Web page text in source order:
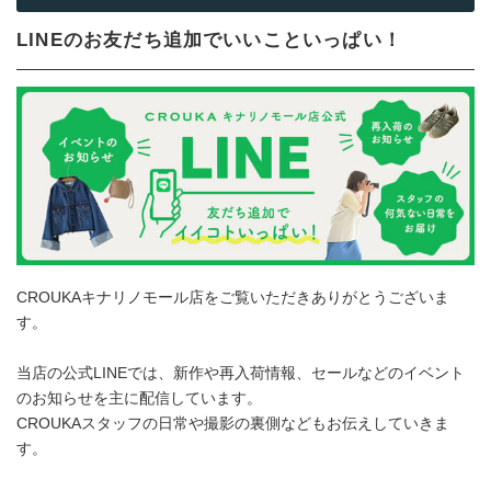
LINEのお友だち追加でいいこといっぱい！
CROUKAキナリノモール店をご覧いただきありがとうございま
す。
当店の公式LINEでは、新作や再入荷情報、セールなどのイベント
のお知らせを主に配信しています。
CROUKAスタッフの日常や撮影の裏側などもお伝えしていきま
す。